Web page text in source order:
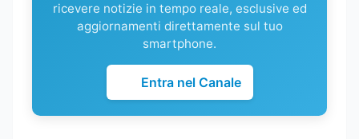
ricevere notizie in tempo reale, esclusive ed
aggiornamenti direttamente sul tuo
smartphone.
Entra nel Canale